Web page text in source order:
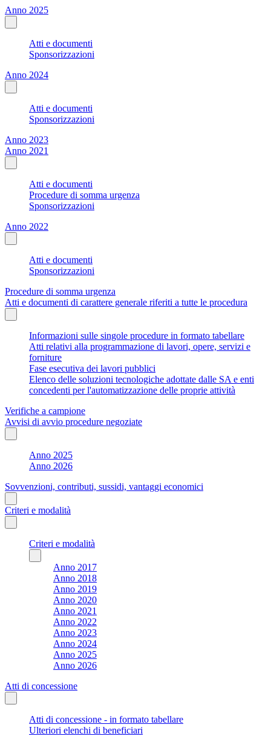
Anno 2025
Atti e documenti
Sponsorizzazioni
Anno 2024
Atti e documenti
Sponsorizzazioni
Anno 2023
Anno 2021
Atti e documenti
Procedure di somma urgenza
Sponsorizzazioni
Anno 2022
Atti e documenti
Sponsorizzazioni
Procedure di somma urgenza
Atti e documenti di carattere generale riferiti a tutte le procedura
Informazioni sulle singole procedure in formato tabellare
Atti relativi alla programmazione di lavori, opere, servizi e
forniture
Fase esecutiva dei lavori pubblici
Elenco delle soluzioni tecnologiche adottate dalle SA e enti
concedenti per l'automatizzazione delle proprie attività
Verifiche a campione
Avvisi di avvio procedure negoziate
Anno 2025
Anno 2026
Sovvenzioni, contributi, sussidi, vantaggi economici
Criteri e modalità
Criteri e modalità
Anno 2017
Anno 2018
Anno 2019
Anno 2020
Anno 2021
Anno 2022
Anno 2023
Anno 2024
Anno 2025
Anno 2026
Atti di concessione
Atti di concessione - in formato tabellare
Ulteriori elenchi di beneficiari